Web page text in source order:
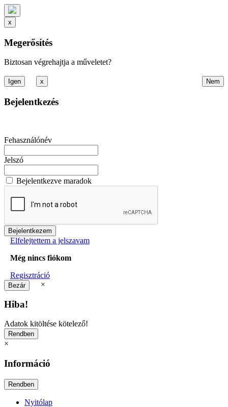
x
Megerősítés
Biztosan végrehajtja a műveletet?
x
Bejelentkezés
Fehasználónév
Jelszó
Bejelentkezve maradok
Elfelejtettem a jelszavam
Még nincs fiókom
Regisztráció
×
Hiba!
Adatok kitöltése kötelező!
×
Információ
Nyitólap